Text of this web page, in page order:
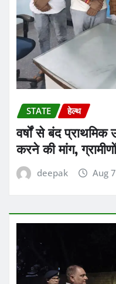
STATE हेल्थ
वर्षों से बंद
करने की मांग,
deepak Aug